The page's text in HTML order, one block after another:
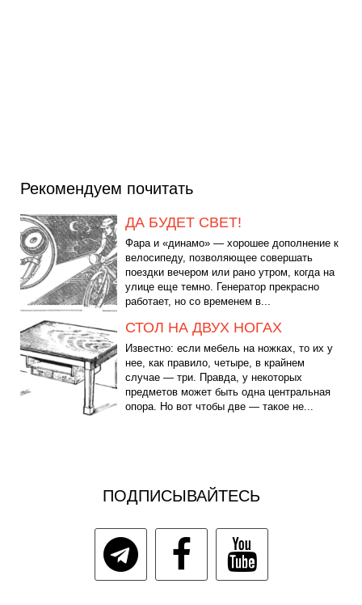
Рекомендуем почитать
ДА БУДЕТ СВЕТ!
Фара и «динамо» — хорошее дополнение к
велосипеду, позволяющее совершать
поездки вечером или рано утром, когда на
улице еще темно. Генератор прекрасно
работает, но со временем в...
СТОЛ НА ДВУХ НОГАХ
Известно: если мебель на ножках, то их у
нее, как правило, четыре, в крайнем
случае — три. Правда, у некоторых
предметов может быть одна центральная
опора. Но вот чтобы две — такое не...
ПОДПИСЫВАЙТЕСЬ